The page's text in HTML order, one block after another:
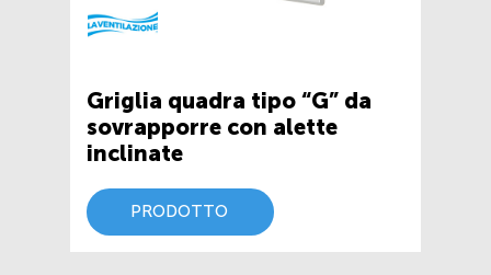
Griglia quadra tipo “G” da
sovrapporre con alette
inclinate
PRODOTTO